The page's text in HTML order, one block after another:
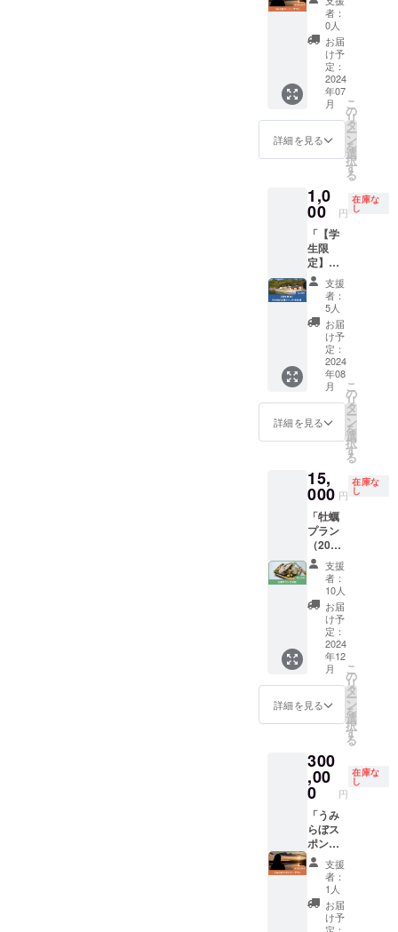
ベント
内容は
うみら
ぼ公式
サイト
でご案
内いた
しま
す。
https://
umilabo
.co.jp/ --
の利用
可能時
間は 〜
翌日午
前10時
となり
ます。
イベン
ト参加
のお申
し込み
時に、
宿泊希
望の旨
をご連
さい。 -
- 有効期
3月
可とな
りま
す。
は、ク
ラウド
ファン
ディン
グ終了
後にご
連絡い
たしま
す。 休
業日：
12月30
日〜1月
の他臨
時休業
日（う
みらぼ
公式サ
イトに
てご案
内しま
す） ま
た、悪
天候時
は船で
の移動
が困難
なた
め、リ
ターン
す。
様子を
写真で
お伝え
いたし
ます。
※船の内
側には
25cm×
25cmの
ロゴス
テッ
カーを
ます。
なお、
ステッ
カー・
パネル
のサイ
ズはロ
ゴの形
状に応
じて変
更する
可能性
があり
ます。
※ロゴの
画像
データ
ださ
い。 ※
ロゴの
画像
データ
の受け
渡しに
ついて
は、ク
ラウド
ファン
ディン
グ終了
後メッ
セージ
にてご
連絡差
有して
いる、
あるい
は使用
の承諾
を得て
いるも
の以外
の掲載
は認め
られま
せん。
ラン」
うみら
ぼを超
全力応
援した
い方に
ぴった
りのプ
ランで
す！ う
みらぼ
の送迎
船の内
側に、
ロゴを
常時掲
示でき
るほ
か、ス
ポン
サーと
して、
うみら
ぼ主催
イベン
ト資料
でのお
名前掲
示をい
オー
ナー会
員限定
のSNS
グルー
プや、
年に1度
開催す
るオー
ナー会
を通じ
て、特
別なつ
ながり
を得る
ことが
可能で
では、
うみら
ぼの活
動報告
をおこ
ない、
オー
ナーの
皆さま
と一緒
にうみ
らぼの
者：
0人
お届
け予
定：
2024
年07
月
詳細を見る
こ
の
リ
タ
ー
ン
を
選
択
す
る
1,0
00 円
在庫な
し
「【学
生限
定】う
みらぼ
主催イ
ベント
参加
権」 う
みらぼ
では、
2024年
7月以
降、イ
ベント
を開催
しま
ちらの
リター
ンで
は、う
みらぼ
が主催
するイ
ベント
の参加
権を返
礼品と
して付
与いた
しま
す。 本
リター
ンは学
ご購入
される
際は、
備考欄
に「在
学中の
学校
名・学
年・
（学部
学科
名）」
支援
者：
5人
お届
け予
定：
2024
年08
月
詳細を見る
こ
の
リ
タ
ー
ン
を
選
択
す
る
15,
000 円
在庫な
し
「牡蠣
プラン
（20
個）」
英虞湾
で獲れ
た牡蠣
を殻付
きのま
までお
届けし
ます。
ご家族
やお仲
間みん
なで楽
3〜4人
前のプ
ランで
す！ ----
- 名称：
殻付き
生牡蠣
産地: 三
重県志
摩市
（英虞
湾） サ
イズ:
支援
者：
10人
お届
け予
定：
2024
年12
月
詳細を見る
こ
の
リ
タ
ー
ン
を
選
択
す
る
300
,00
0 円
在庫な
し
「うみ
らぼス
ポン
サープ
ラン」
うみら
ぼを全
力応援
したい
支援
者：
1人
お届
け予